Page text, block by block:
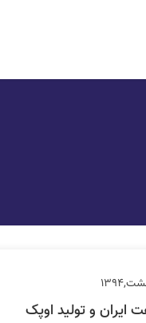
و تولید اوپک